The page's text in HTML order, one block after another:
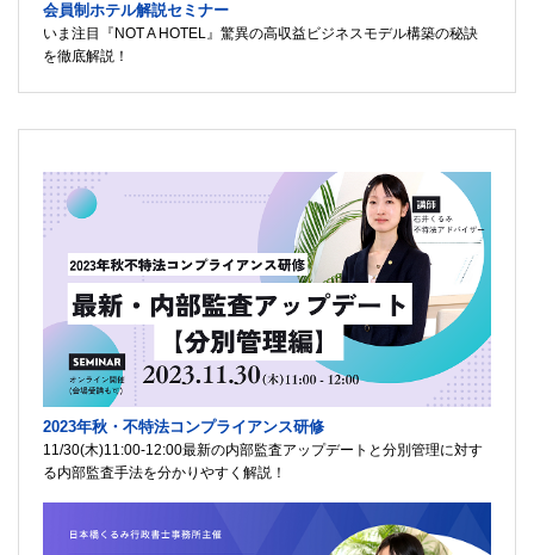
会員制ホテル解説セミナー
いま注目『NOT A HOTEL』驚異の高収益ビジネスモデル構築の秘訣
を徹底解説！
2023年秋・不特法コンプライアンス研修
11/30(木)11:00-12:00最新の内部監査アップデートと分別管理に対す
る内部監査手法を分かりやすく解説！